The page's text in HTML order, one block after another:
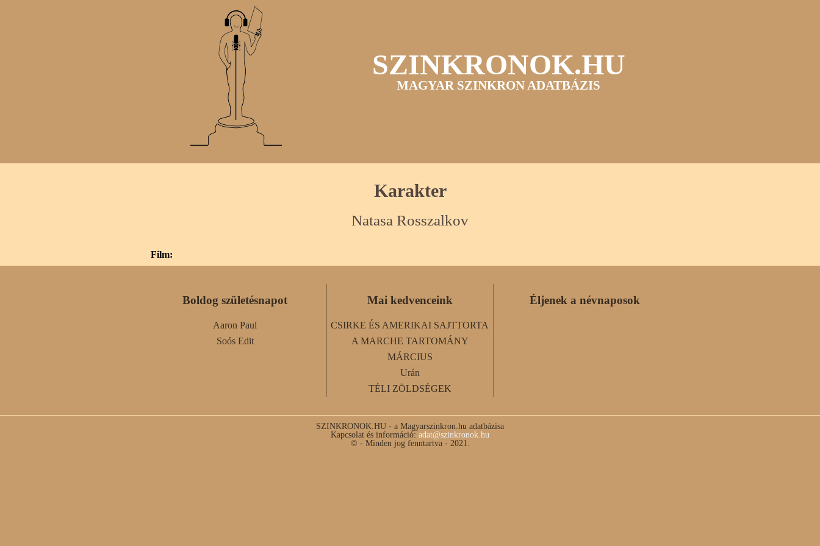
SZINKRONOK.HU
MAGYAR SZINKRON ADATBÁZIS
Karakter
Natasa Rosszalkov
Film:
Boldog születésnapot
Aaron Paul
Soós Edit
Mai kedvenceink
CSIRKE ÉS AMERIKAI SAJTTORTA
A MARCHE TARTOMÁNY
MÁRCIUS
Urán
TÉLI ZÖLDSÉGEK
Éljenek a névnaposok
SZINKRONOK.HU - a Magyarszinkron.hu adatbázisa
Kapcsolat és információ: adat@szinkronok.hu
© - Minden jog fenntartva - 2021.